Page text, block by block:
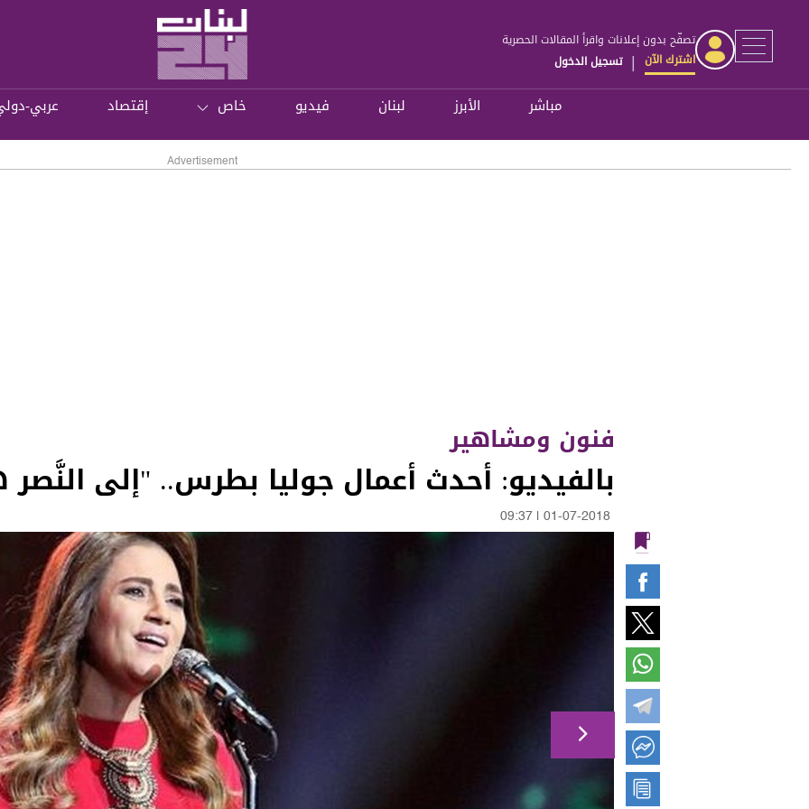
تصفّح بدون إعلانات واقرأ المقالات الحصرية
اشترك الآن | تسجيل الدخول
مباشر الأبرز لبنان فيديو خاص إقتصاد عربي-
Advertisement
فنون ومشاهير
بالفيديو: أحدث أعمال جوليا بطرس.. "إلى النَّصر
01-07-2018
09:37